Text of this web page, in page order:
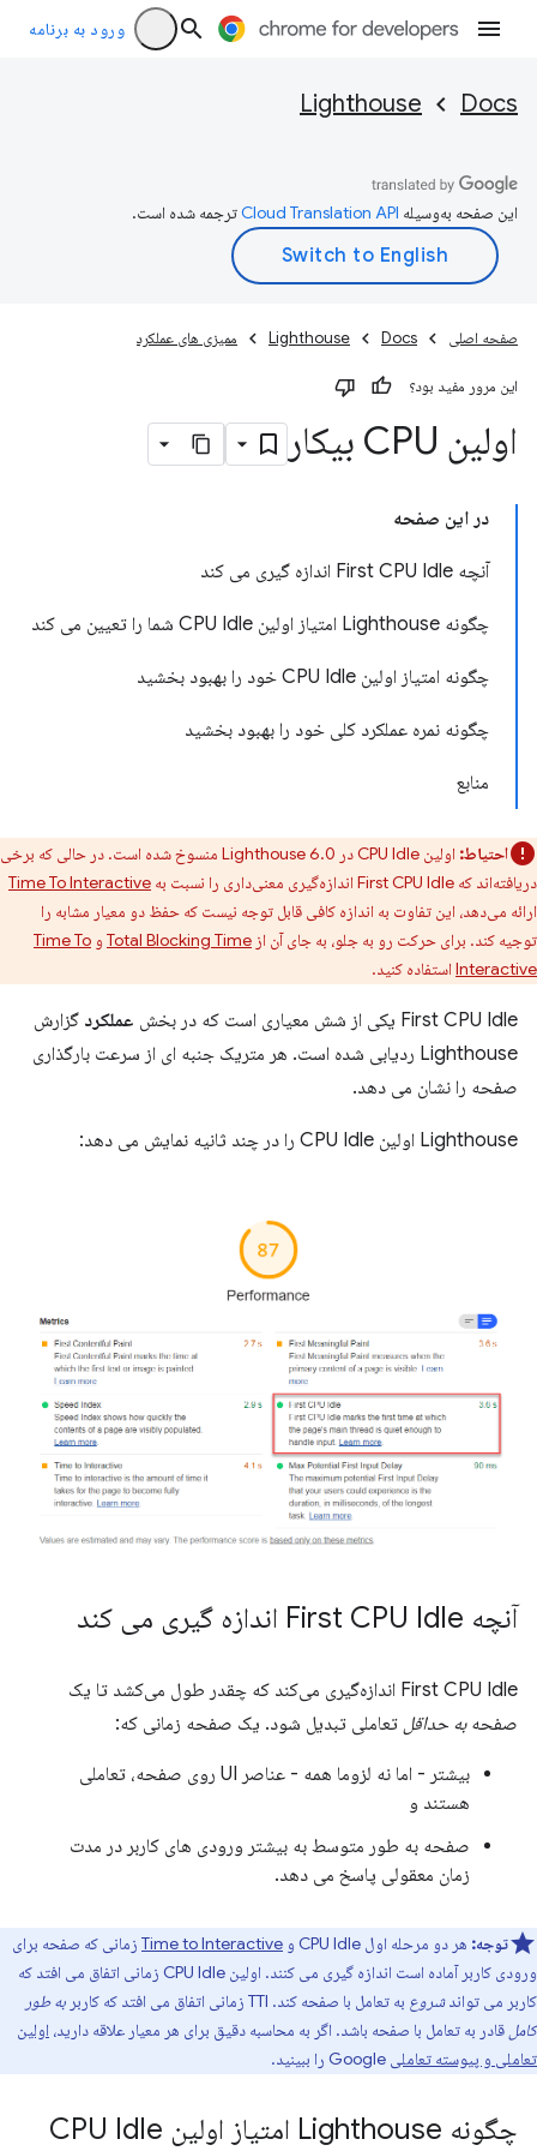
ورود به برنامه
Docs
Lighthouse
این صفحه به‌وسیله ترجمه شده است.
صفحه اصلی Docs
Lighthouse ممیزی های عملکرد
این مرور مفید بود؟
اولین CPU بیکار
در این صفحه
آنچه First CPU Idle اندازه گیری می کند
چگونه Lighthouse امتیاز اولین CPU Idle شما را تعیین می کند
چگونه امتیاز اولین CPU Idle خود را بهبود بخشید
چگونه نمره عملکرد کلی خود را بهبود بخشید
منابع
احتیاط:
اولین CPU Idle در Lighthouse 6.0 منسوخ شده است. در حالی که برخی
دریافته‌اند که First CPU Idle اندازه‌گیری معنی‌داری را نسبت به
Time To Interactive
ارائه می‌دهد، این تفاوت به اندازه کافی قابل توجه نیست که حفظ دو معیار مشابه را
توجیه کند. برای حرکت رو به جلو، به جای آن از Total Blocking Time و Time To
Interactive استفاده کنید.
First CPU Idle یکی از شش معیاری است که در بخش عملکرد گزارش
Lighthouse ردیابی شده است. هر متریک جنبه ای از سرعت بارگذاری
صفحه را نشان می دهد.
Lighthouse اولین CPU Idle را در چند ثانیه نمایش می دهد:
آنچه First CPU Idle اندازه گیری می کند
First CPU Idle اندازه‌گیری می‌کند که چقدر طول می‌کشد تا یک
صفحهبه حداقل تعاملی تبدیل شود. یک صفحه زمانی که:
بیشتر - اما نه لزوما همه - عناصر UI روی صفحه، تعاملی
هستند و
صفحه به طور متوسط ​​به بیشتر ورودی های کاربر در مدت
زمان معقولی پاسخ می دهد.
توجه: هر دو مرحله اول CPU Idle و Time to Interactive زمانی که صفحه برای
ورودی کاربر آماده است اندازه گیری می کنند. اولین CPU Idle زمانی اتفاق می افتد که
کاربر می تواندشروع به تعامل با صفحه کند. TTI زمانی اتفاق می افتد که کاربر
به طور
کامل قادر به تعامل با صفحه باشد. اگر به محاسبه دقیق برای هر معیار علاقه دارید، اولین
تعاملی و پیوسته تعاملی
چگونه Lighthouse امتیاز اولین CPU Idle